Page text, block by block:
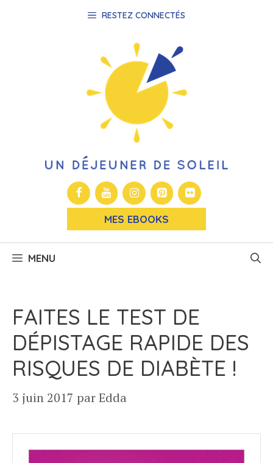
RESTEZ CONNECTÉS
MES EBOOKS
MENU
FAITES LE TEST DE
DÉPISTAGE RAPIDE DES
RISQUES DE DIABÈTE !
3 juin 2017 parEdda